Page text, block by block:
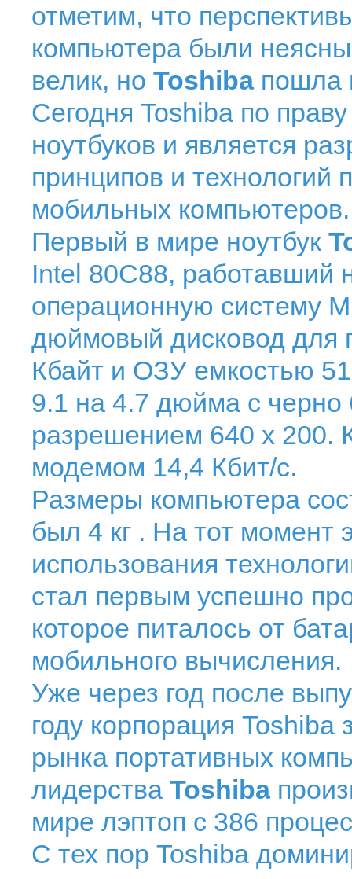
отметим, что
компьютера были
велик, но Toshiba пошла
Сегодня Toshiba по
ноутбуков и является
принципов и технологий
мобильных компьютеров.
Первый в мире ноутбук
Intel 80C88, работавший
операционную систему
дюймовый дисковод для
Кбайт и ОЗУ емкостью
9.1 на 4.7 дюйма с
разрешением 640 x 200.
модемом 14,4 Кбит/с.
Размеры компьютера
был 4 кг . На тот
использования
стал первым успешно
которое питалось от
мобильного вычисления.
Уже через год после
году корпорация
рынка портативных
лидерства Toshiba
мире лэптоп с 386
С тех пор Toshiba